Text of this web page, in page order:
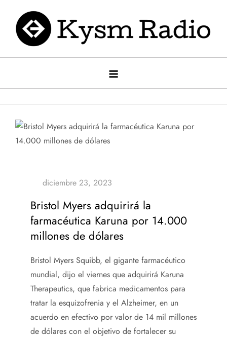
contenido
Kysm radio
Kysm Radio
Bristol Myers adquirirá la
farmacéutica Karuna por 14.000
millones de dólares
Bristol Myers Squibb, el gigante farmacéutico
mundial, dijo el viernes que adquirirá Karuna
Therapeutics, que fabrica medicamentos para
tratar la esquizofrenia y el Alzheimer, en un
acuerdo en efectivo por valor de 14 mil millones
de dólares con el objetivo de fortalecer su